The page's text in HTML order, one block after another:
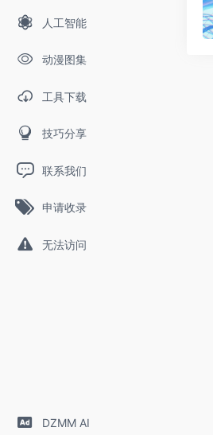
人工智能
动漫图集
工具下载
技巧分享
联系我们
申请收录
无法访问
DZMM AI